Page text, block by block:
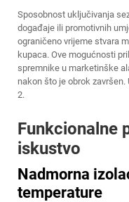
Sposobnost uključivanja
događaje ili promotivnih
ograničeno vrijeme stvara
kupaca. Ove mogućnosti
spremnike u marketinške
nakon što je obrok
2.
Funkcionalne
iskustvo
Nadmorna
temperature